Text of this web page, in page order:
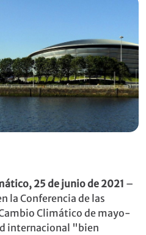
25 de junio de 2021 –
la Conferencia de las
Climático de mayo-
internacional "bien